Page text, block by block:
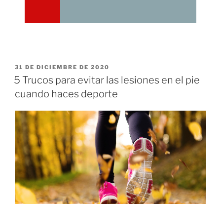
31 DE DICIEMBRE DE 2020
5 Trucos para evitar las lesiones en el pie
cuando haces deporte